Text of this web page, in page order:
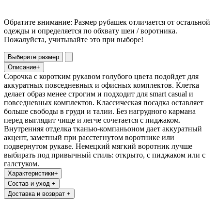
Обратите внимание: Размер рубашек отличается от остальной
одежды и определяется по обхвату шеи / воротника.
Пожалуйста, учитывайте это при выборе!
Выберите размер
Описание+
Сорочка с коротким рукавом голубого цвета подойдет для
аккуратных повседневных и офисных комплектов. Клетка
делает образ менее строгим и подходит для smart casual и
повседневных комплектов. Классическая посадка оставляет
больше свободы в груди и талии. Без нагрудного кармана
перед выглядит чище и легче сочетается с пиджаком.
Внутренняя отделка тканью-компаньоном дает аккуратный
акцент, заметный при расстегнутом воротнике или
подвернутом рукаве. Немецкий мягкий воротник лучше
выбирать под привычный стиль: открыто, с пиджаком или с
галстуком.
Характеристики+
Состав и уход +
Доставка и возврат +